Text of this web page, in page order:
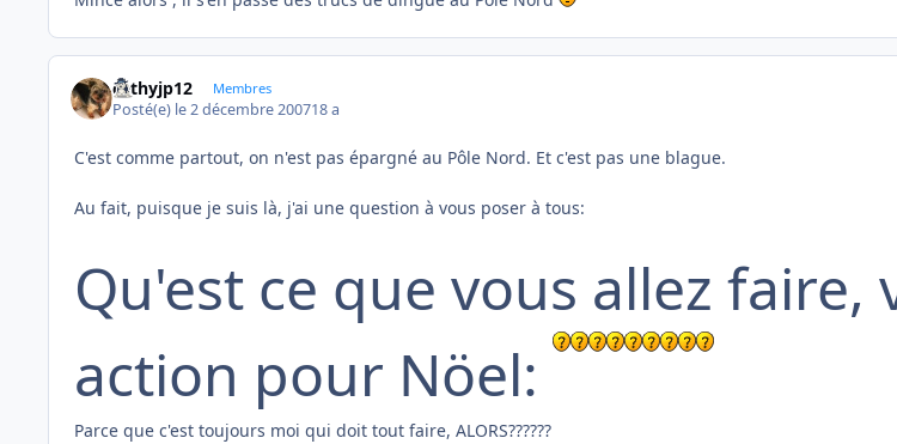
cathyjp12 Membres
Posté(e) le 2 décembre 200718 a
C'est comme partout, on n'est pas épargné au Pôle Nord. Et c'est pas une blague.
Au fait, puisque je suis là, j'ai une question à vous poser à tous:
Qu'est ce que vous allez
action pour Nöel:
Parce que c'est toujours moi qui doit tout faire, ALORS??????